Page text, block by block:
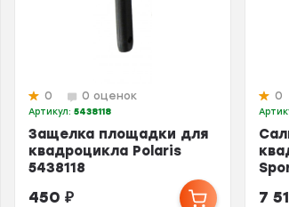
0 0 оценок
Артикул:5438118
Защелка площадки для
квадроцикла Polaris
5438118
450₽
0
7